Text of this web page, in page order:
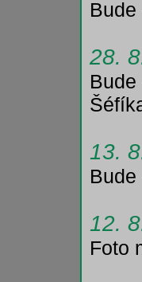
28.
13.
12.
Foto